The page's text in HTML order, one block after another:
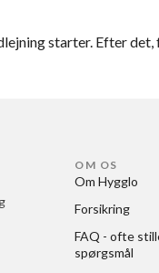
starter. Efter
OM OS
Om Hygglo
Forsikring
FAQ - ofte
spørgsmål